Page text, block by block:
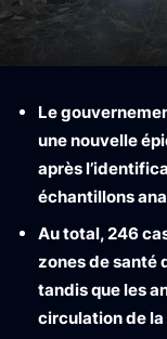
Le
une nouvelle
après
échantillons
Au total, 246
zones de santé
tandis que les
circulation de